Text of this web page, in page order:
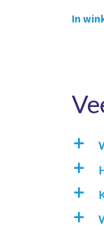
In
a
a
a
a